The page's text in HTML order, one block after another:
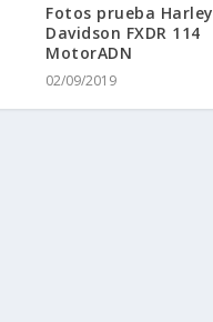
Fotos prueba Harley
Davidson FXDR 114
MotorADN
02/09/2019